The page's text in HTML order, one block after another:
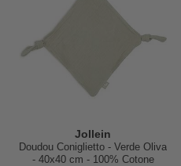
Jollein
Doudou Coniglietto - Verde Oliva
- 40x40 cm - 100% Cotone